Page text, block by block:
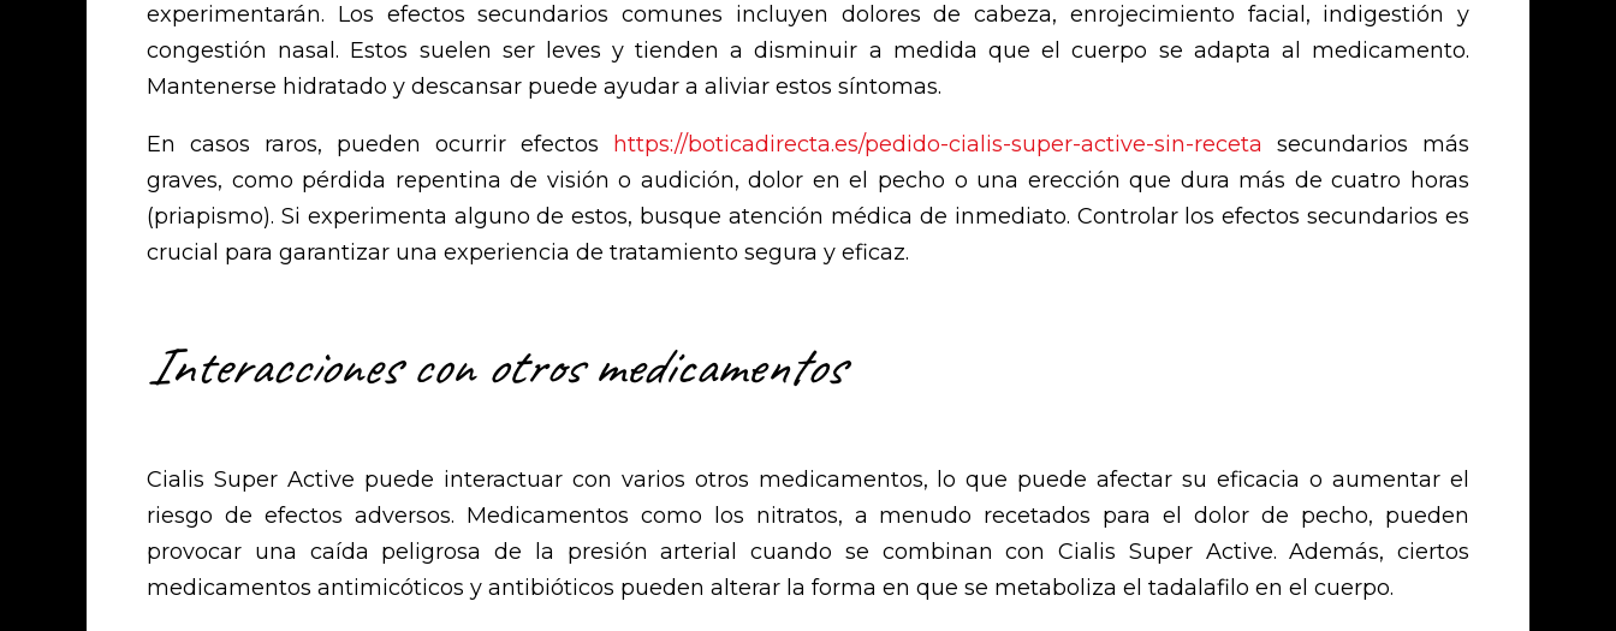
experimentarán. Los efectos secundarios comunes incluyen dolores de cabeza, enrojecimiento facial, indigestión y
congestión nasal. Estos suelen ser leves y tienden a disminuir a medida que el cuerpo se adapta al medicamento.
Mantenerse hidratado y descansar puede ayudar a aliviar estos síntomas.
En casos raros, pueden ocurrir efectos https://boticadirecta.es/pedido-cialis-super-active-sin-receta secundarios más
graves, como pérdida repentina de visión o audición, dolor en el pecho o una erección que dura más de cuatro horas
(priapismo). Si experimenta alguno de estos, busque atención médica de inmediato. Controlar los efectos secundarios es
crucial para garantizar una experiencia de tratamiento segura y eficaz.
Interacciones con otros medicamentos
Cialis Super Active puede interactuar con varios otros medicamentos, lo que puede afectar su eficacia o aumentar el
riesgo de efectos adversos. Medicamentos como los nitratos, a menudo recetados para el dolor de pecho, pueden
provocar una caída peligrosa de la presión arterial cuando se combinan con Cialis Super Active. Además, ciertos
medicamentos antimicóticos y antibióticos pueden alterar la forma en que se metaboliza el tadalafilo en el cuerpo.